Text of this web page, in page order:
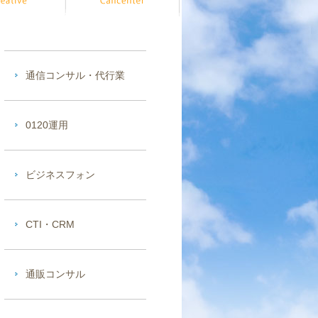
通信コンサル・代行業
0120運用
ビジネスフォン
CTI・CRM
通販コンサル